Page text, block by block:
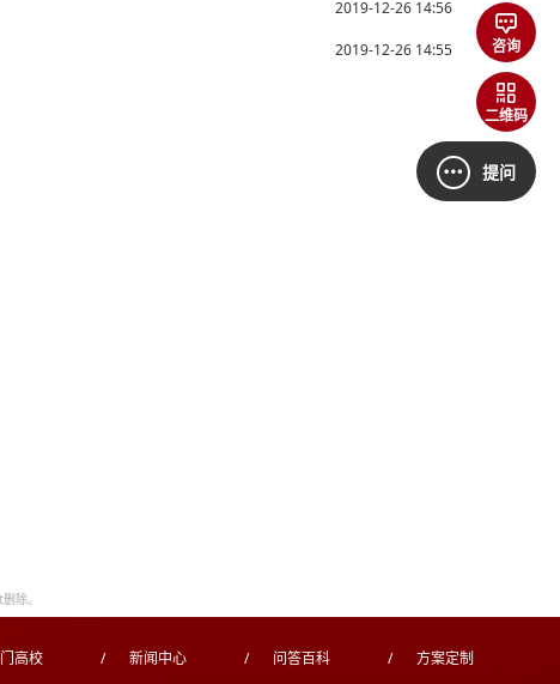
2019-12-26 14:56
2019-12-26 14:55
除。
高校 / 新闻中心 / 问答百科 / 方案定制
咨询
二维码
提问